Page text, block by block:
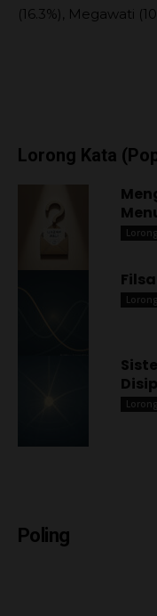
(16.3%), Megawati
Lorong Kata
Poling